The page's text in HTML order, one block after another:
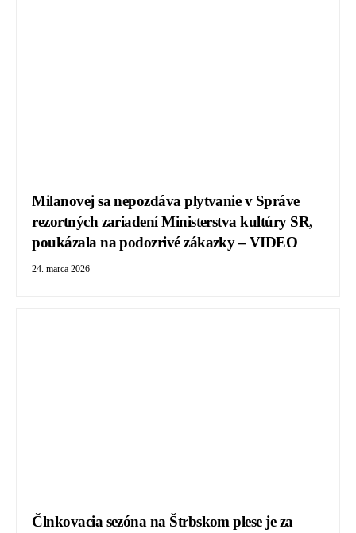
Milanovej sa nepozdáva plytvanie v Správe
rezortných zariadení Ministerstva kultúry SR,
poukázala na podozrivé zákazky – VIDEO
24. marca 2026
Člnkovacia sezóna na Štrbskom plese je za